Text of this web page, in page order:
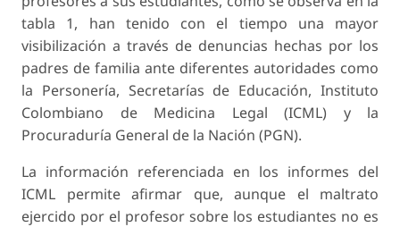
tabla 1, han tenido con el tiempo una mayor
visibilización a través de denuncias hechas por los
padres de familia ante diferentes autoridades como
la Personería, Secretarías de Educación, Instituto
Colombiano de Medicina Legal (ICML) y la
Procuraduría General de la Nación (PGN).
La información referenciada en los informes del
ICML permite afirmar que, aunque el maltrato
ejercido por el profesor sobre los estudiantes no es